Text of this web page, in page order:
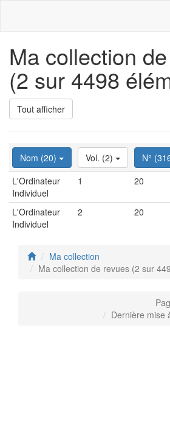
Ma collection
(2 sur 4498
Tout afficher
Nom (20) Vol. (2) N°
L'Ordinateur
Individuel
1 20
L'Ordinateur
Individuel
2 20
Ma collection
Ma collection de revues (2 sur
Dernière mise